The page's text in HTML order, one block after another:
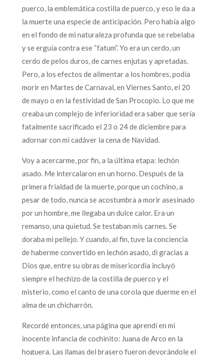
puerco, la emblemática costilla de puerco, y eso le da a
la muerte una especie de anticipación. Pero había algo
en el fondo de mi naturaleza profunda que se rebelaba
y se erguía contra ese “fatum”. Yo era un cerdo, un
cerdo de pelos duros, de carnes enjutas y apretadas.
Pero, a los efectos de alimentar a los hombres, podía
morir en Martes de Carnaval, en Viernes Santo, el 20
de mayo o en la festividad de San Procopio. Lo que me
creaba un complejo de inferioridad era saber que sería
fatalmente sacrificado el 23 o 24 de diciembre para
adornar con mi cadáver la cena de Navidad.
Voy a acercarme, por fin, a la última etapa: lechón
asado. Me intercalaron en un horno. Después de la
primera frialdad de la muerte, porque un cochino, a
pesar de todo, nunca se acostumbra a morir asesinado
por un hombre, me llegaba un dulce calor. Era un
remanso, una quietud. Se testaban mis carnes. Se
doraba mi pellejo. Y cuando, al fin, tuve la conciencia
de haberme convertido en lechón asado, di gracias a
Dios que, entre su obras de misericordia incluyó
siempre el hechizo de la costilla de puerco y el
misterio, como el canto de una corola que duerme en el
alma de un chicharrón.
Recordé entonces, una página que aprendí en mi
inocente infancia de cochinito: Juana de Arco en la
hoguera. Las llamas del brasero fueron devorándole el